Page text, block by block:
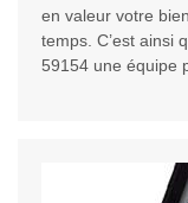
en valeur votre
temps. C’est ainsi
59154 une équipe